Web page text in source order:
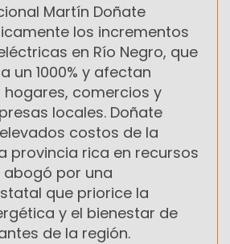
Martín Doñate
los incrementos
en Río Negro, que
un 1000% y afectan
comercios y
locales. Doñate
costos de la
provincia rica en recursos
abogó por una
que priorice la
y el bienestar de
de la región.